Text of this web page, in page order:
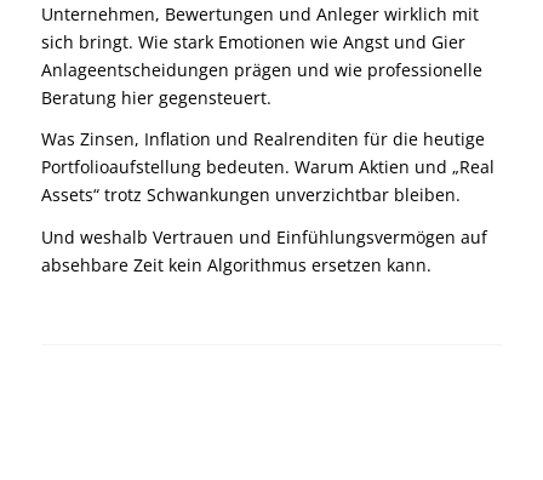
Unternehmen, Bewertungen und Anleger wirklich mit
sich bringt. Wie stark Emotionen wie Angst und Gier
Anlageentscheidungen prägen und wie professionelle
Beratung hier gegensteuert.
Was Zinsen, Inflation und Realrenditen für die heutige
Portfolioaufstellung bedeuten. Warum Aktien und „Real
Assets“ trotz Schwankungen unverzichtbar bleiben.
Und weshalb Vertrauen und Einfühlungsvermögen auf
absehbare Zeit kein Algorithmus ersetzen kann.